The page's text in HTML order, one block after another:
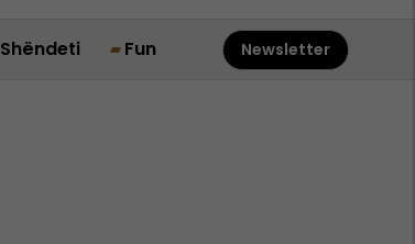
Shëndeti Fun Newsletter